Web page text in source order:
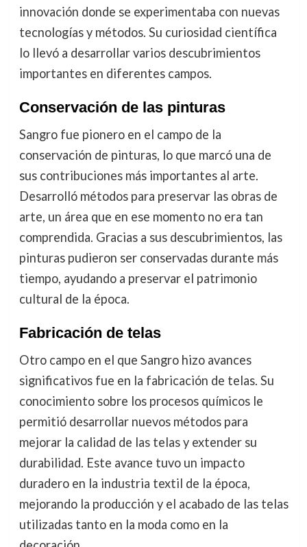
innovación donde se experimentaba con nuevas
tecnologías y métodos. Su curiosidad científica
lo llevó a desarrollar varios descubrimientos
importantes en diferentes campos.
Conservación de las pinturas
Sangro fue pionero en el campo de la
conservación de pinturas, lo que marcó una de
sus contribuciones más importantes al arte.
Desarrolló métodos para preservar las obras de
arte, un área que en ese momento no era tan
comprendida. Gracias a sus descubrimientos, las
pinturas pudieron ser conservadas durante más
tiempo, ayudando a preservar el patrimonio
cultural de la época.
Fabricación de telas
Otro campo en el que Sangro hizo avances
significativos fue en la fabricación de telas. Su
conocimiento sobre los procesos químicos le
permitió desarrollar nuevos métodos para
mejorar la calidad de las telas y extender su
durabilidad. Este avance tuvo un impacto
duradero en la industria textil de la época,
mejorando la producción y el acabado de las telas
utilizadas tanto en la moda como en la